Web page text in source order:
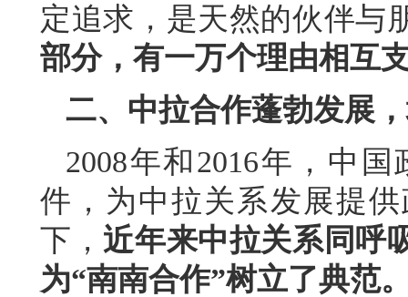
定追求，是天然的伙伴与
部分，有一万个理由相互
二、中拉合作蓬勃发展
2008年和2016年，中
件，为中拉关系发展提
下， 近年来中拉关系同呼
为“南南合作”树立了典范